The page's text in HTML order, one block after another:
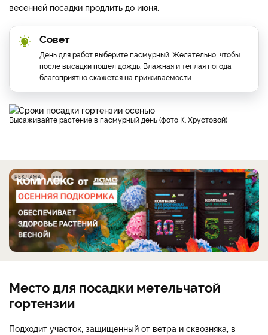
весенней посадки продлить до июня.
Совет
День для работ выберите пасмурный. Желательно, чтобы
после высадки пошел дождь. Влажная и теплая погода
благоприятно скажется на приживаемости.
Высаживайте растение в пасмурный день (фото К. Хрустовой)
РЕКЛАМА
Место для посадки метельчатой
гортензии
Подходит участок, защищенный от ветра и сквозняка, в